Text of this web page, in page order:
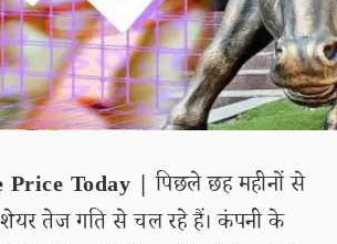
Price Today | पिछले छह महीनों से
तेज गति से चल रहे हैं। कंपनी के